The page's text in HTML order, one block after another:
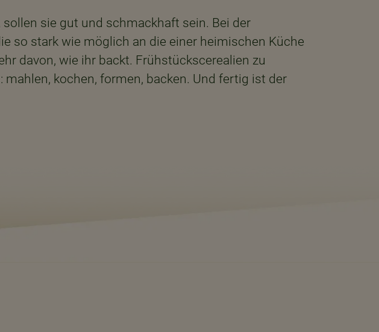
sie gut und schmackhaft sein. Bei der
so stark wie möglich an die einer heimischen Küche
davon, wie ihr backt. Frühstückscerealien zu
kochen, formen, backen. Und fertig ist der